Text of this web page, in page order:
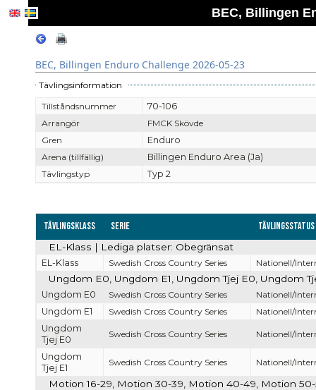
BEC, Billingen
BEC, Billingen Enduro Challenge 2026-05-23
Tävlingsinformation
Tillståndsnummer
70-106
Arrangör
FMCK Skövde
Gren
Enduro
Arena (tillfällig)
Billingen Enduro Area (Ja)
Tävlingstyp
Typ 2
Tävlingsklass Serie Tävlingsstatus
EL-Klass | Lediga platser: Obegränsat
EL-Klass Swedish Cross Country Series Nationell/
Ungdom E0, Ungdom E1, Ungdom Tjej E0, Ungdom
Ungdom E0 Swedish Cross Country Series
Nationell/
Ungdom E1
Swedish Cross Country Series
Nationell/
Ungdom
Tjej E0
Swedish Cross Country Series Nationell/
Ungdom
Tjej E1
Swedish Cross Country Series Nationell/
Motion 16-29, Motion 30-39, Motion 40-49, Motion